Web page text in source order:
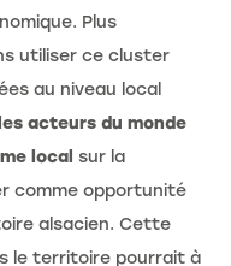
Plus
utiliser ce cluster
au niveau local
les acteurs du monde
local sur la
comme opportunité
alsacien. Cette
le territoire pourrait à